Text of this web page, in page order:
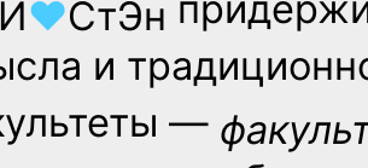
♥СтЭн
и
—